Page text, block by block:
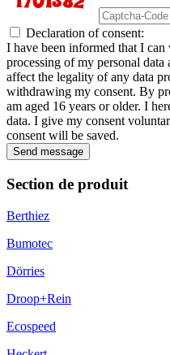
Declaration of consent:
I have been informed that I
processing of my personal
affect the legality of any data
withdrawing my consent. By
am aged 16 years or older. I
data. I give my consent
consent will be saved.
Send message
Section de produit
Berthiez
Bumotec
Dörries
Droop+Rein
Ecospeed